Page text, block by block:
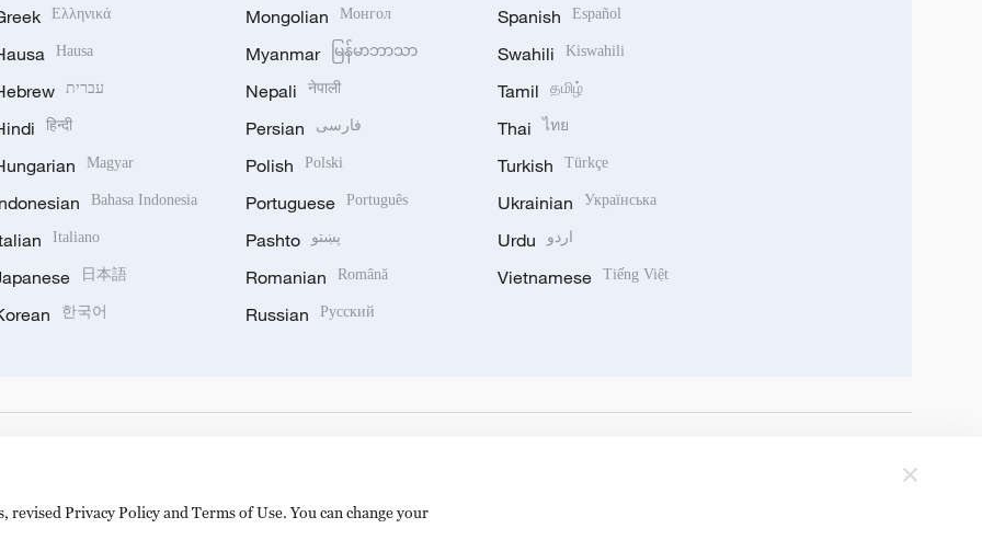
Ελληνικά
Hausa
עברית
हिन्दी
Magyar
Bahasa Indonesia
Italiano
日本語
한국어
Mongolian Монгол
Myanmar မြန်မာဘာသာ
Nepali नेपाली
Persian فارسی
Polish Polski
Portuguese Português
Pashto پښتو
Romanian Română
Russian Русский
Spanish Español
Swahili Kiswahili
Tamil தமிழ்
Thai ไทย
Turkish Türkçe
Ukrainian Українська
Urdu اردو
Vietnamese Tiếng Việt
Privacy Policy and Terms of Use. You can change your